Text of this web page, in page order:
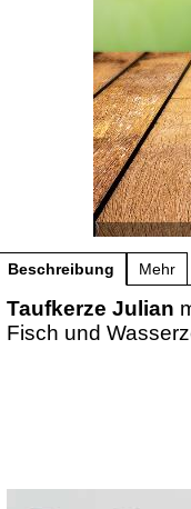
Beschreibung Mehr
Taufkerze Julian
Fisch und